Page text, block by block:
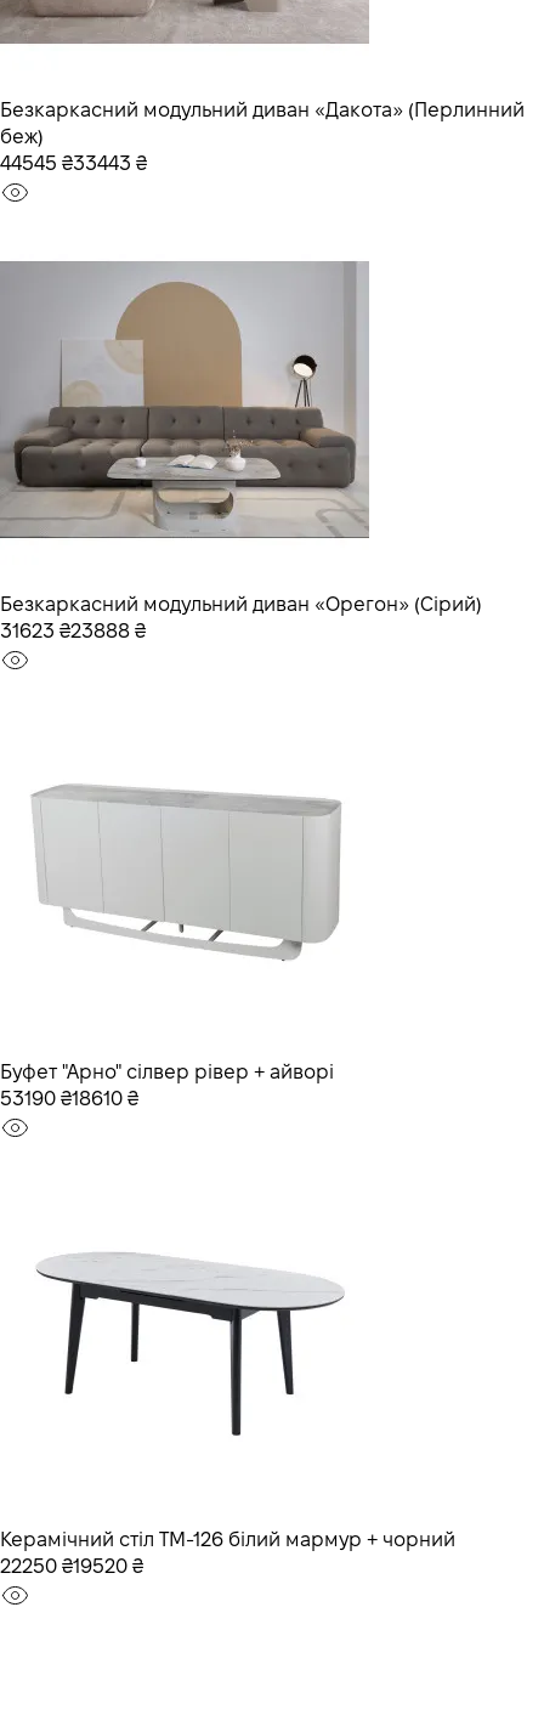
Безкаркасний модульний диван «Дакота» (Перлинний
беж)
44545 ₴33443 ₴
Безкаркасний модульний диван «Орегон» (Сірий)
31623 ₴23888 ₴
Буфет "Арно" сілвер рівер + айворі
53190 ₴18610 ₴
Керамічний стіл TM-126 білий мармур + чорний
22250 ₴19520 ₴